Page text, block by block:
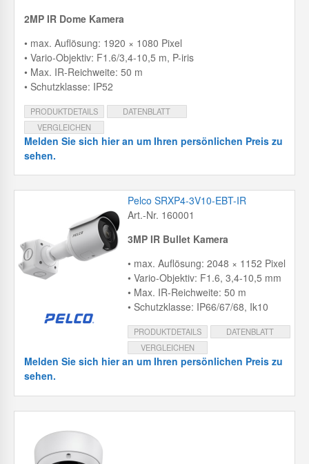
2MP IR Dome Kamera
• max. Auflösung: 1920 × 1080 Pixel
• Vario-Objektiv: F1.6/3,4-10,5 m, P-iris
• Max. IR-Reichweite: 50 m
• Schutzklasse: IP52
PRODUKTDETAILS
DATENBLATT
VERGLEICHEN
Melden Sie sich hier an um Ihren persönlichen Preis zu
sehen.
Pelco SRXP4-3V10-EBT-IR
Art.-Nr. 160001
3MP IR Bullet Kamera
• max. Auflösung: 2048 × 1152 Pixel
• Vario-Objektiv: F1.6, 3,4-10,5 mm
• Max. IR-Reichweite: 50 m
• Schutzklasse: IP66/67/68, Ik10
PRODUKTDETAILS
DATENBLATT
VERGLEICHEN
Melden Sie sich hier an um Ihren persönlichen Preis zu
sehen.